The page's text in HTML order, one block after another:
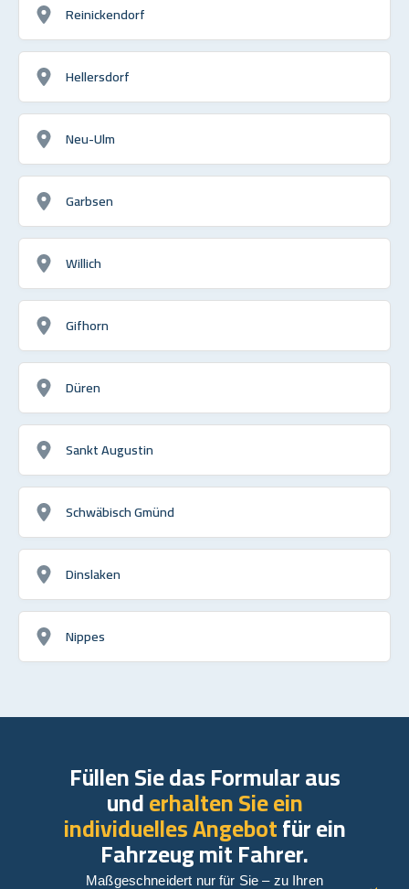
Reinickendorf
Hellersdorf
Neu-Ulm
Garbsen
Willich
Gifhorn
Düren
Sankt Augustin
Schwäbisch Gmünd
Dinslaken
Nippes
Füllen Sie das Formular aus
underhalten Sie ein
individuelles Angebotfür ein
Fahrzeug mit Fahrer.
Maßgeschneidert nur für Sie – zu Ihren